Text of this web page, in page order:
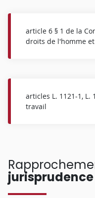
article 6 § 1 de la
droits de l'homme
articles L. 1121-1, L.
travail
jurisprudence